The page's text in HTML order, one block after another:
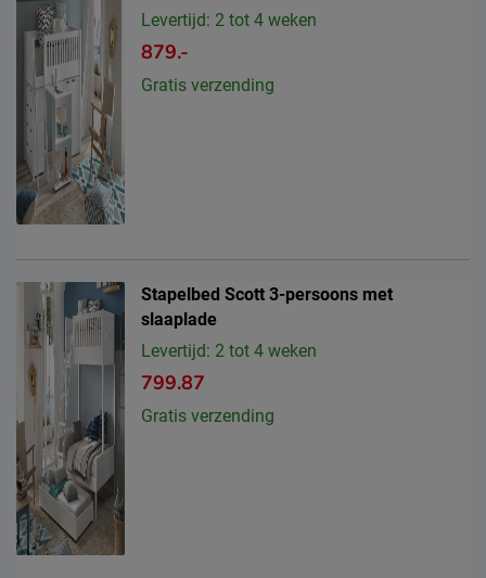
Levertijd: 2 tot 4 weken
879.-
Gratis verzending
Stapelbed Scott 3-persoons met
slaaplade
Levertijd: 2 tot 4 weken
799.87
Gratis verzending